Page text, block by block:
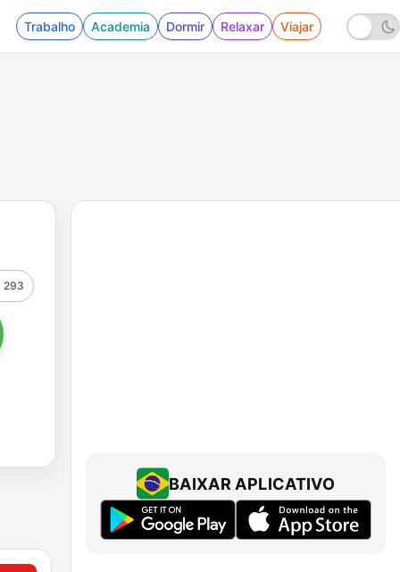
Trabalho Academia Dormir Relaxar Viajar
293
BAIXAR APLICATIVO